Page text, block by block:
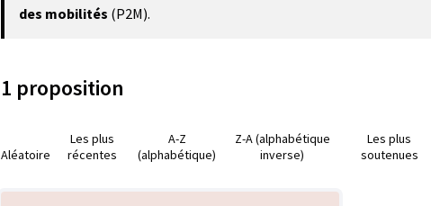
des mobilités (P2M).
1 proposition
Aléatoire
Les plus
récentes
A-Z
(alphabétique)
Z-A (alphabétique
inverse)
Les plus
soutenues